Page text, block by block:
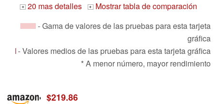
+ 20 mas detalles + Mostrar tabla de comparación
- Gama de valores de las pruebas para esta tarjeta
gráfica
- Valores medios de las pruebas para esta tarjeta gráfica
* A menor número, mayor rendimiento
$219.86